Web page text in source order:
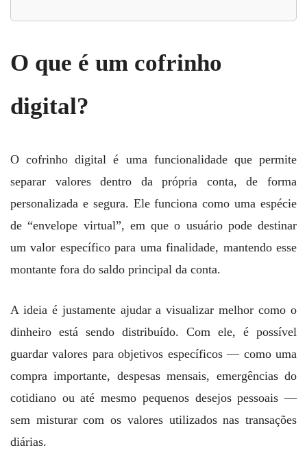
O que é um cofrinho
digital?
O cofrinho digital é uma funcionalidade que permite
separar valores dentro da própria conta, de forma
personalizada e segura. Ele funciona como uma espécie
de “envelope virtual”, em que o usuário pode destinar
um valor específico para uma finalidade, mantendo esse
montante fora do saldo principal da conta.
A ideia é justamente ajudar a visualizar melhor como o
dinheiro está sendo distribuído. Com ele, é possível
guardar valores para objetivos específicos — como uma
compra importante, despesas mensais, emergências do
cotidiano ou até mesmo pequenos desejos pessoais —
sem misturar com os valores utilizados nas transações
diárias.